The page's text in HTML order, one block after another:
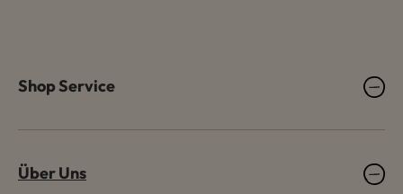
Shop Service
Über Uns